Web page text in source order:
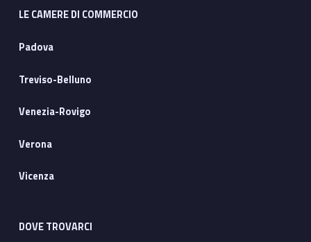
LE CAMERE DI COMMERCIO
Padova
Treviso-Belluno
Venezia-Rovigo
Verona
Vicenza
DOVE TROVARCI